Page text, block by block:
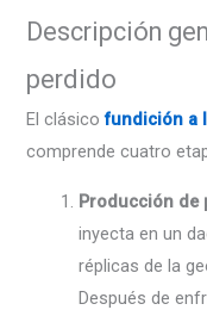
Descripción
perdido
El clásicofundición a
comprende cuatro
Producción de
inyecta en un
réplicas de la
Después de